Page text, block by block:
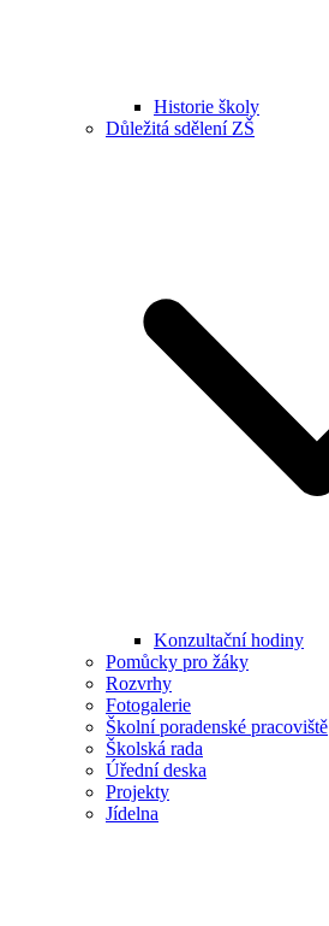
Historie školy
Důležitá sdělení ZŠ
Konzultační hodiny
Pomůcky pro žáky
Rozvrhy
Fotogalerie
Školní poradenské pracoviště
Školská rada
Úřední deska
Projekty
Jídelna